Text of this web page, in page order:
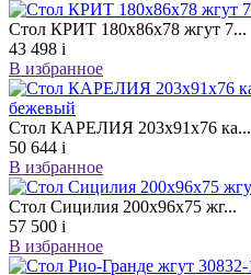
Стол КРИТ 180х86х78 жгут 7...
43 498 i
В избранное
Стол КАРЕЛИЯ 203х91х76 ка...
50 644 i
В избранное
Стол Сицилия 200х96х75 жг...
57 500 i
В избранное